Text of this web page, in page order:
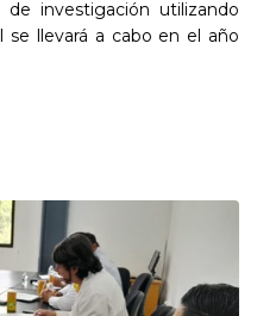
investigación utilizando
llevará a cabo en el año